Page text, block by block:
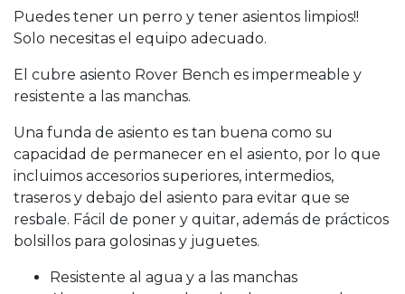
Puedes tener un perro y tener asientos limpios!!
Solo necesitas el equipo adecuado.
El cubre asiento Rover Bench es impermeable y
resistente a las manchas.
Una funda de asiento es tan buena como su
capacidad de permanecer en el asiento, por lo que
incluimos accesorios superiores, intermedios,
traseros y debajo del asiento para evitar que se
resbale. Fácil de poner y quitar, además de prácticos
bolsillos para golosinas y juguetes.
Resistente al agua y a las manchas